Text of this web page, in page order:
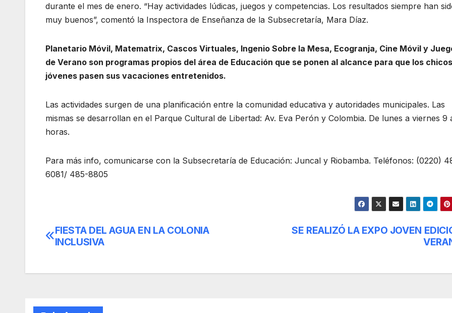
durante el mes de enero. “Hay actividades lúdicas, juegos y competencias. Los resultados siempre han
muy buenos”, comentó la Inspectora de Enseñanza de la Subsecretaría, Mara Díaz.
Planetario Móvil, Matematrix, Cascos Virtuales, Ingenio Sobre la Mesa, Ecogranja, Cine Móvil y
de Verano son programas propios del área de Educación que se ponen al alcance para que los
jóvenes pasen sus vacaciones entretenidos.
Las actividades surgen de una planificación entre la comunidad educativa y autoridades municipales. Las
mismas se desarrollan en el Parque Cultural de Libertad: Av. Eva Perón y Colombia. De lunes a viernes 9
horas.
Para más info, comunicarse con la Subsecretaría de Educación: Juncal y Riobamba. Teléfonos: (0220)
6081/ 485-8805
Navegación
entradas
SE REALIZÓ LA EXPO JOVEN
FIESTA DEL AGUA EN LA COLONIA
INCLUSIVA